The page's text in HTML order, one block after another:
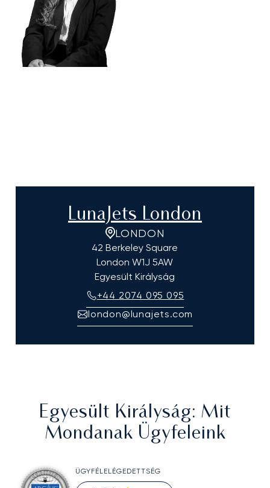
LunaJets London
LONDON
42 Berkeley Square
London W1J 5AW
Egyesült Királyság
+44 2074 095 095
london@lunajets.com
Egyesült Királyság: Mit
Mondanak Ügyfeleink
ÜGYFÉLELÉGEDETTSÉG